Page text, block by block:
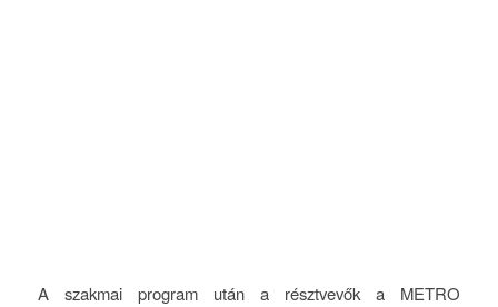
A szakmai program után a résztvevők a METRO